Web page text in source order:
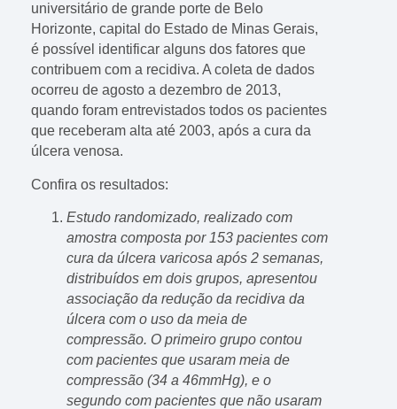
universitário de grande porte de Belo
Horizonte, capital do Estado de Minas Gerais,
é possível identificar alguns dos fatores que
contribuem com a recidiva. A coleta de dados
ocorreu de agosto a dezembro de 2013,
quando foram entrevistados todos os pacientes
que receberam alta até 2003, após a cura da
úlcera venosa.
Confira os resultados:
Estudo randomizado, realizado com
amostra composta por 153 pacientes com
cura da úlcera varicosa após 2 semanas,
distribuídos em dois grupos, apresentou
associação da redução da recidiva da
úlcera com o uso da meia de
compressão. O primeiro grupo contou
com pacientes que usaram meia de
compressão (34 a 46mmHg), e o
segundo com pacientes que não usaram